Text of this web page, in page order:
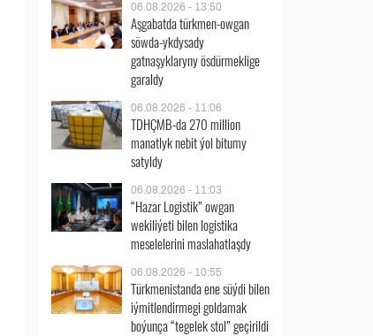
06.08.2026 - 13:50
Aşgabatda türkmen-owgan
söwda-ykdysady
gatnaşyklaryny ösdürmeklige
garaldy
06.08.2026 - 11:06
TDHÇMB-da 270 million
manatlyk nebit ýol bitumy
satyldy
06.08.2026 - 11:03
“Hazar Logistik” owgan
wekiliýeti bilen logistika
meselelerini maslahatlaşdy
06.08.2026 - 10:55
Türkmenistanda ene süýdi bilen
iýmitlendirmegi goldamak
boýunça “tegelek stol” geçirildi